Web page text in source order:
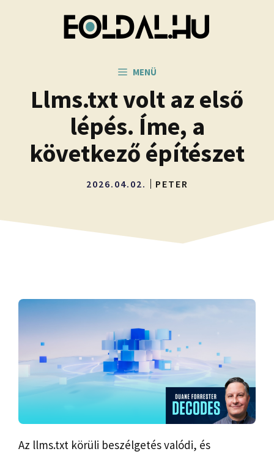
MENÜ
Llms.txt volt az első
lépés. Íme, a
következő építészet
2026.04.02. PETER
Az llms.txt körüli beszélgetés valódi, és